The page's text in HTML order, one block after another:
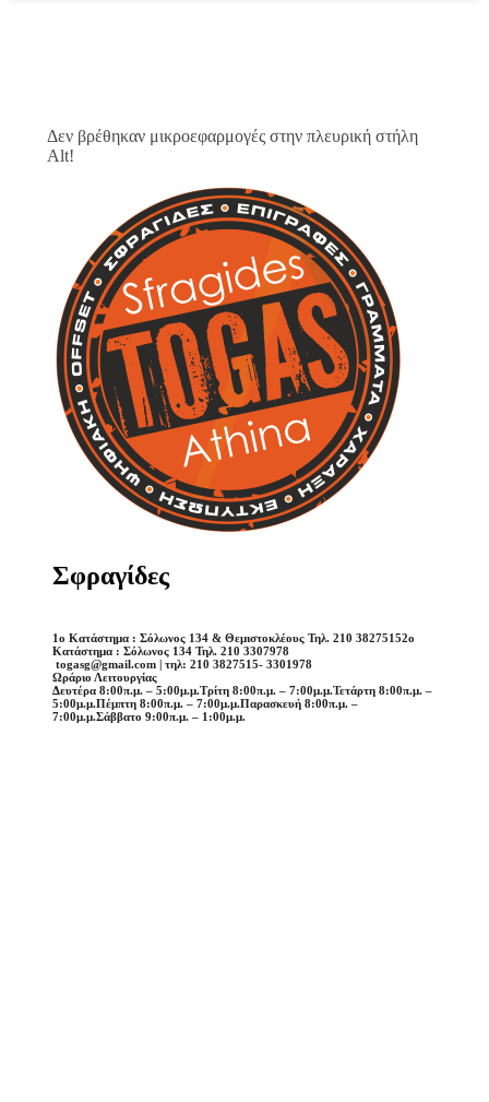
Δεν βρέθηκαν μικροεφαρμογές στην πλευρική στήλη
Alt!
Σφραγίδες
1o Κατάστημα : Σόλωνος 134 & Θεμιστοκλέους Τηλ. 210 38275152o
Κατάστημα : Σόλωνος 134 Τηλ. 210 3307978
togasg@gmail.com | τηλ: 210 3827515- 3301978
Ωράριο Λειτουργίας
Δευτέρα 8:00π.μ. – 5:00μ.μ.Τρίτη 8:00π.μ. – 7:00μ.μ.Τετάρτη 8:00π.μ. –
5:00μ.μ.Πέμπτη 8:00π.μ. – 7:00μ.μ.Παρασκευή 8:00π.μ. –
7:00μ.μ.Σάββατο 9:00π.μ. – 1:00μ.μ.